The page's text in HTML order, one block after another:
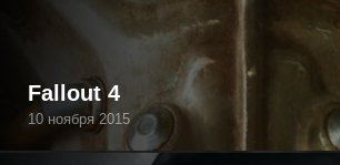
Fallout 4
10 ноября 2015